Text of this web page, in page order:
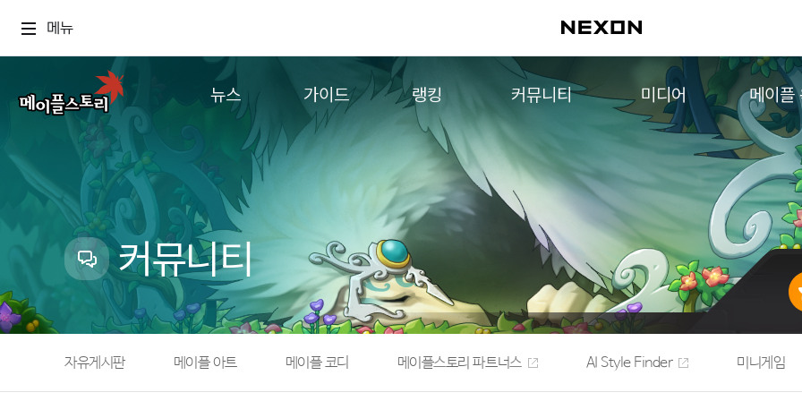
메뉴
뉴스
업데이트
이벤트
캐시샵 공지
메이플 알림판
with maple
가이드
추가정보
랭킹
컨텐츠 랭킹
커뮤니티
자유게시판
메이플 아트
메이플 코디
메이플스토리 파트너스
AI Style Finder
미니게임
커뮤니티 아카이브
미디어 메이플
메이플
커뮤니티
자유게시판 메이플 아트 메이플 코디 메이플스토리 파트너스 AI Style Finder 미니게임